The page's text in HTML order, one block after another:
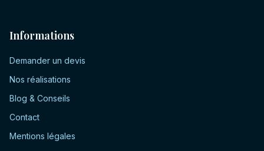
Informations
Demander un devis
Nos réalisations
Blog & Conseils
Contact
Mentions légales